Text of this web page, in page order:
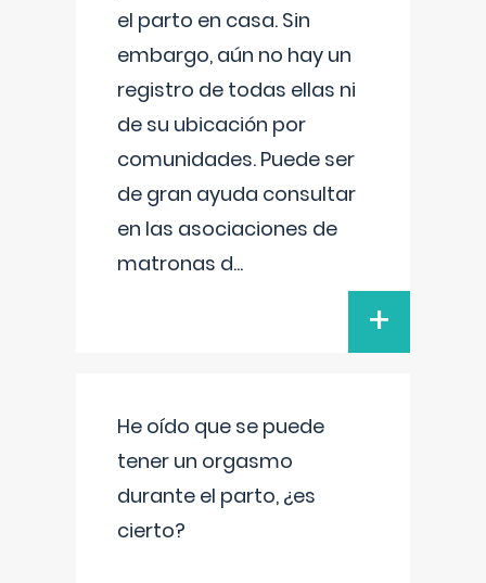
el parto en casa. Sin
embargo, aún no hay un
registro de todas ellas ni
de su ubicación por
comunidades. Puede ser
de gran ayuda consultar
en las asociaciones de
matronas d...
+
He oído que se puede
tener un orgasmo
durante el parto, ¿es
cierto?